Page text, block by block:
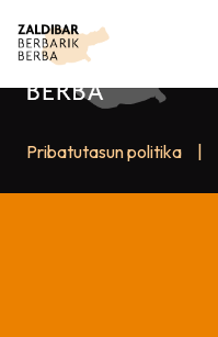
Pribatutasun politika